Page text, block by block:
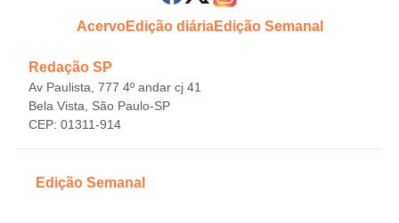
AcervoEdição diáriaEdição Semanal
Redação SP
Av Paulista, 777 4º andar cj 41
Bela Vista, São Paulo-SP
CEP: 01311-914
Edição Semanal